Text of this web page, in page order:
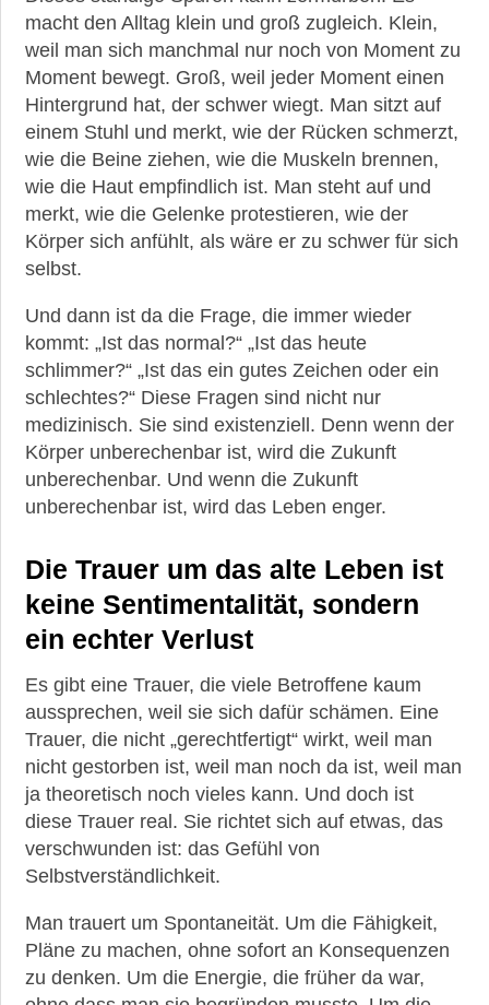
macht den Alltag klein und groß zugleich. Klein,
weil man sich manchmal nur noch von Moment zu
Moment bewegt. Groß, weil jeder Moment einen
Hintergrund hat, der schwer wiegt. Man sitzt auf
einem Stuhl und merkt, wie der Rücken schmerzt,
wie die Beine ziehen, wie die Muskeln brennen,
wie die Haut empfindlich ist. Man steht auf und
merkt, wie die Gelenke protestieren, wie der
Körper sich anfühlt, als wäre er zu schwer für sich
selbst.
Und dann ist da die Frage, die immer wieder
kommt: „Ist das normal?“ „Ist das heute
schlimmer?“ „Ist das ein gutes Zeichen oder ein
schlechtes?“ Diese Fragen sind nicht nur
medizinisch. Sie sind existenziell. Denn wenn der
Körper unberechenbar ist, wird die Zukunft
unberechenbar. Und wenn die Zukunft
unberechenbar ist, wird das Leben enger.
Die Trauer um das alte Leben ist
keine Sentimentalität, sondern
ein echter Verlust
Es gibt eine Trauer, die viele Betroffene kaum
aussprechen, weil sie sich dafür schämen. Eine
Trauer, die nicht „gerechtfertigt“ wirkt, weil man
nicht gestorben ist, weil man noch da ist, weil man
ja theoretisch noch vieles kann. Und doch ist
diese Trauer real. Sie richtet sich auf etwas, das
verschwunden ist: das Gefühl von
Selbstverständlichkeit.
Man trauert um Spontaneität. Um die Fähigkeit,
Pläne zu machen, ohne sofort an Konsequenzen
zu denken. Um die Energie, die früher da war,